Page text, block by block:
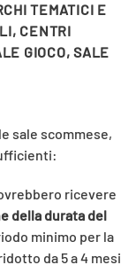
TEMATICI E
CENTRI
GIOCO, SALE
sale scommese,
ricevere
della durata del
minimo per la
da 5 a 4 mesi